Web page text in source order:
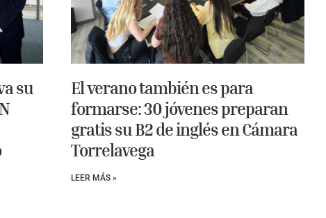
su
El verano también es para
formarse: 30 jóvenes preparan
gratis su B2 de inglés en Cámara
Torrelavega
LEER MÁS »